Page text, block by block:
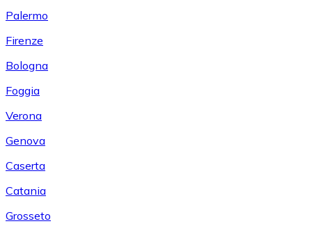
Palermo
Firenze
Bologna
Foggia
Verona
Genova
Caserta
Catania
Grosseto